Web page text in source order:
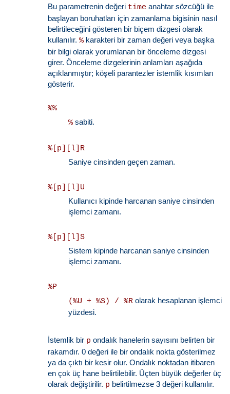
Bu parametrenin değeri time anahtar sözcüğü ile
başlayan boruhatları için zamanlama bigisinin nasıl
belirtileceğini gösteren bir biçem dizgesi olarak
kullanılır.% karakteri bir zaman değeri veya başka
bir bilgi olarak yorumlanan bir önceleme dizgesi
girer. Önceleme dizgelerinin anlamları aşağıda
açıklanmıştır; köşeli parantezler istemlik kısımları
gösterir.
%%
% sabiti.
%[p][l]R
Saniye cinsinden geçen zaman.
%[p][l]U
Kullanıcı kipinde harcanan saniye cinsinden
işlemci zamanı.
%[p][l]S
Sistem kipinde harcanan saniye cinsinden
işlemci zamanı.
%P
(%U + %S) / %R olarak hesaplanan işlemci
yüzdesi.
İstemlik bir p ondalık hanelerin sayısını belirten bir
rakamdır. 0 değeri ile bir ondalık nokta gösterilmez
ya da çıktı bir kesir olur. Ondalık noktadan itibaren
en çok üç hane belirtilebilir. Üçten büyük değerler üç
olarak değiştirilir. p belirtilmezse 3 değeri kullanılır.